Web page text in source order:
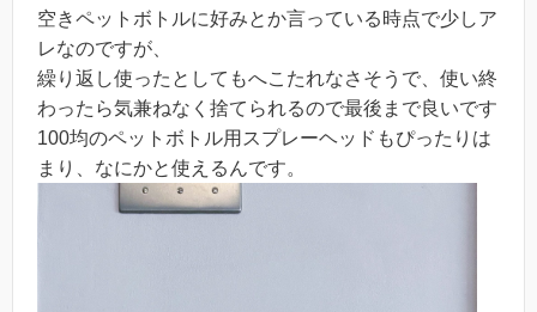
空きペットボトルに好みとか言っている時点で少しア
レなのですが、
繰り返し使ったとしてもへこたれなさそうで、使い終
わったら気兼ねなく捨てられるので最後まで良いです
100均のペットボトル用スプレーヘッドもぴったりは
まり、なにかと使えるんです。